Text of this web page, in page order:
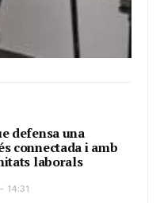
defensa una
connectada i amb
laborals
14:31